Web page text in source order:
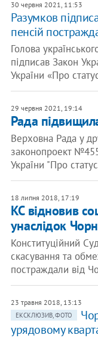
30 червня 2021, 11:53
Разумков
пенсій
Голова
підписав Закон
України «Про
29 червня 2021, 19:14
Рада
Верховна Рада у
законопроект
України "Про
18 липня 2018, 17:19
КС відновив
унаслідок
Конституційний
скасування та
постраждали від
23 травня 2018, 13:13
ЕКСКЛЮЗИВ, ФОТО
урядовому